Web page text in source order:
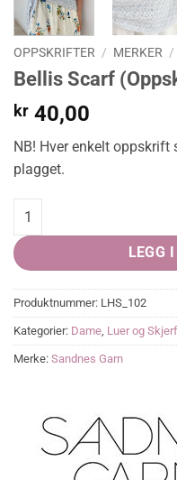
OPPSKRIFTER / MERKER /
Bellis Scarf
kr 40,00
NB! Hver enkelt oppskrift
plagget.
Bellis Scarf (Oppskrift)
LEGG
Produktnummer: LHS_102
Kategorier: Dame, Luer og Skjerf
Merke: Sandnes Garn